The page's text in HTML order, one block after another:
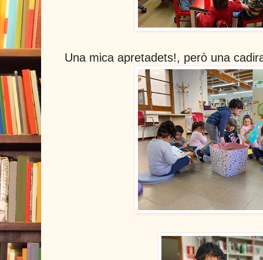
Una mica apretadets!, però una